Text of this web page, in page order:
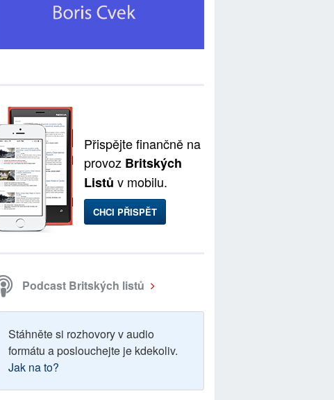
➥
Přispějte finančně na
provoz Britských
Listů v mobilu.
CHCI PŘISPĚT
Podcast Britských listů
Stáhněte si rozhovory v audio
formátu a poslouchejte je kdekoliv.
Jak na to?